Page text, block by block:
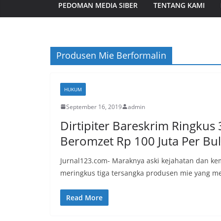
PEDOMAN MEDIA SIBER TENTANG KAMI
Produsen Mie Berformalin
HUKUM
September 16, 2019 admin
Dirtipiter Bareskrim
Beromzet Rp 100 Juta Per
Jurnal123.com- Maraknya aski kejahatan dan
meringkus tiga tersangka produsen mie yang
Read More